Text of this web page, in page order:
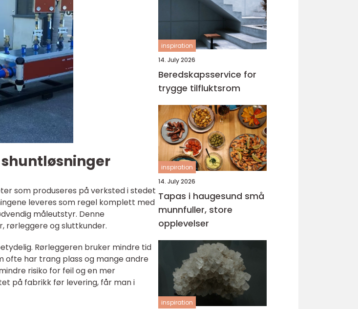
som produseres på verksted i stedet
leveres som regel komplett med
måleutstyr. Denne
rørleggere og sluttkunder.
Rørleggeren bruker mindre tid
ofte har trang plass og mange andre
risiko for feil og en mer
på fabrikk før levering, får man i
inspiration
14. July 2026
Beredskapsservice for
trygge tilfluktsrom
inspiration
14. July 2026
Tapas i haugesund små
munnfuller, store
opplevelser
inspiration